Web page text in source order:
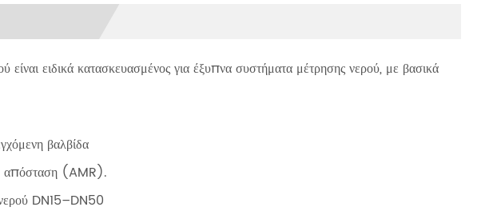
ειδικά κατασκευασμένος για έξυπνα συστήματα μέτρησης νερού, με βασικά
βαλβίδα
απόσταση (AMR).
DN15–DN50